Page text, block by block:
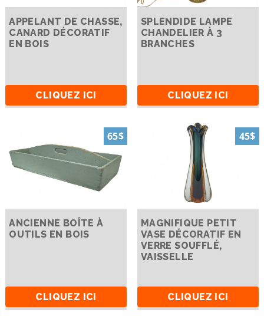
APPELANT DE CHASSE,
CANARD DÉCORATIF
EN BOIS
CLIQUEZ ICI
SPLENDIDE LAMPE
CHANDELIER À 3
BRANCHES
CLIQUEZ ICI
65$
ANCIENNE BOÎTE À
OUTILS EN BOIS
CLIQUEZ ICI
45$
MAGNIFIQUE PETIT
VASE DÉCORATIF EN
VERRE SOUFFLÉ,
VAISSELLE
CLIQUEZ ICI